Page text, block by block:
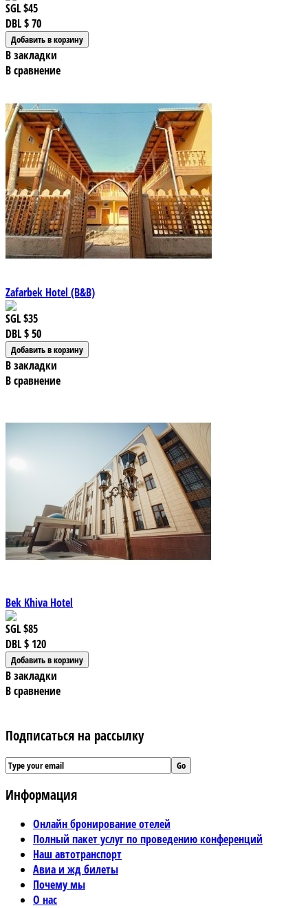
SGL$45
DBL$ 70
В закладки
В сравнение
Zafarbek Hotel (B&B)
SGL$35
DBL$ 50
В закладки
В сравнение
Bek Khiva Hotel
SGL$85
DBL$ 120
В закладки
В сравнение
Подписаться на рассылку
Информация
Онлайн бронирование отелей
Полный пакет услуг по проведению конференций
Наш автотранспорт
Авиа и жд билеты
Почему мы
О нас